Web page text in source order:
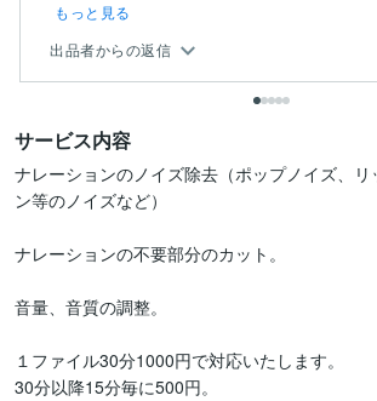
もっと見る
出品者からの返信
サービス内容
ナレーションのノイズ除去（ポップノイズ、リ
ン等のノイズなど）
ナレーションの不要部分のカット。
音量、音質の調整。
１ファイル30分1000円で対応いたします。
30分以降15分毎に500円。